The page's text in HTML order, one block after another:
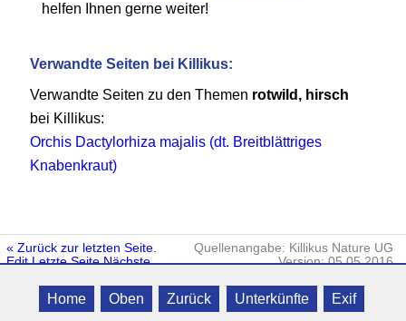
helfen Ihnen gerne weiter!
Verwandte Seiten bei Killikus:
Verwandte Seiten zu den Themen rotwild, hirsch
bei Killikus:
Orchis Dactylorhiza majalis (dt. Breitblättriges
Knabenkraut)
« Zurück zur letzten Seite.
Edit Letzte Seite Nächste
Quellenangabe: Killikus Nature UG
Version: 05.05.2016
Killikus® Norddeutsche Zimmerbörse
2006 - 2025 Killikus® Nature UG · Alle Rechte vorbehalten.
Home Oben Zurück Unterkünfte Exif